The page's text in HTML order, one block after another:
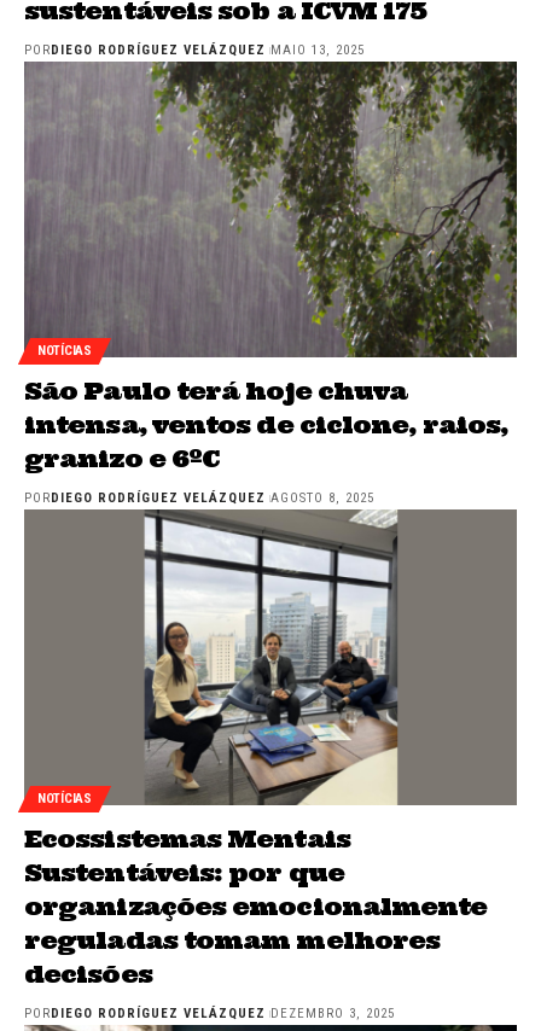
sustentáveis sob a ICVM 175
POR DIEGO RODRÍGUEZ VELÁZQUEZ MAIO 13, 2025
NOTÍCIAS
São Paulo terá hoje chuva
intensa, ventos de ciclone, raios,
granizo e 6ºC
PORDIEGO RODRÍGUEZ VELÁZQUEZ AGOSTO 8, 2025
NOTÍCIAS
Ecossistemas Mentais
Sustentáveis: por que
organizações emocionalmente
reguladas tomam melhores
decisões
PORDIEGO RODRÍGUEZ VELÁZQUEZ DEZEMBRO 3, 2025